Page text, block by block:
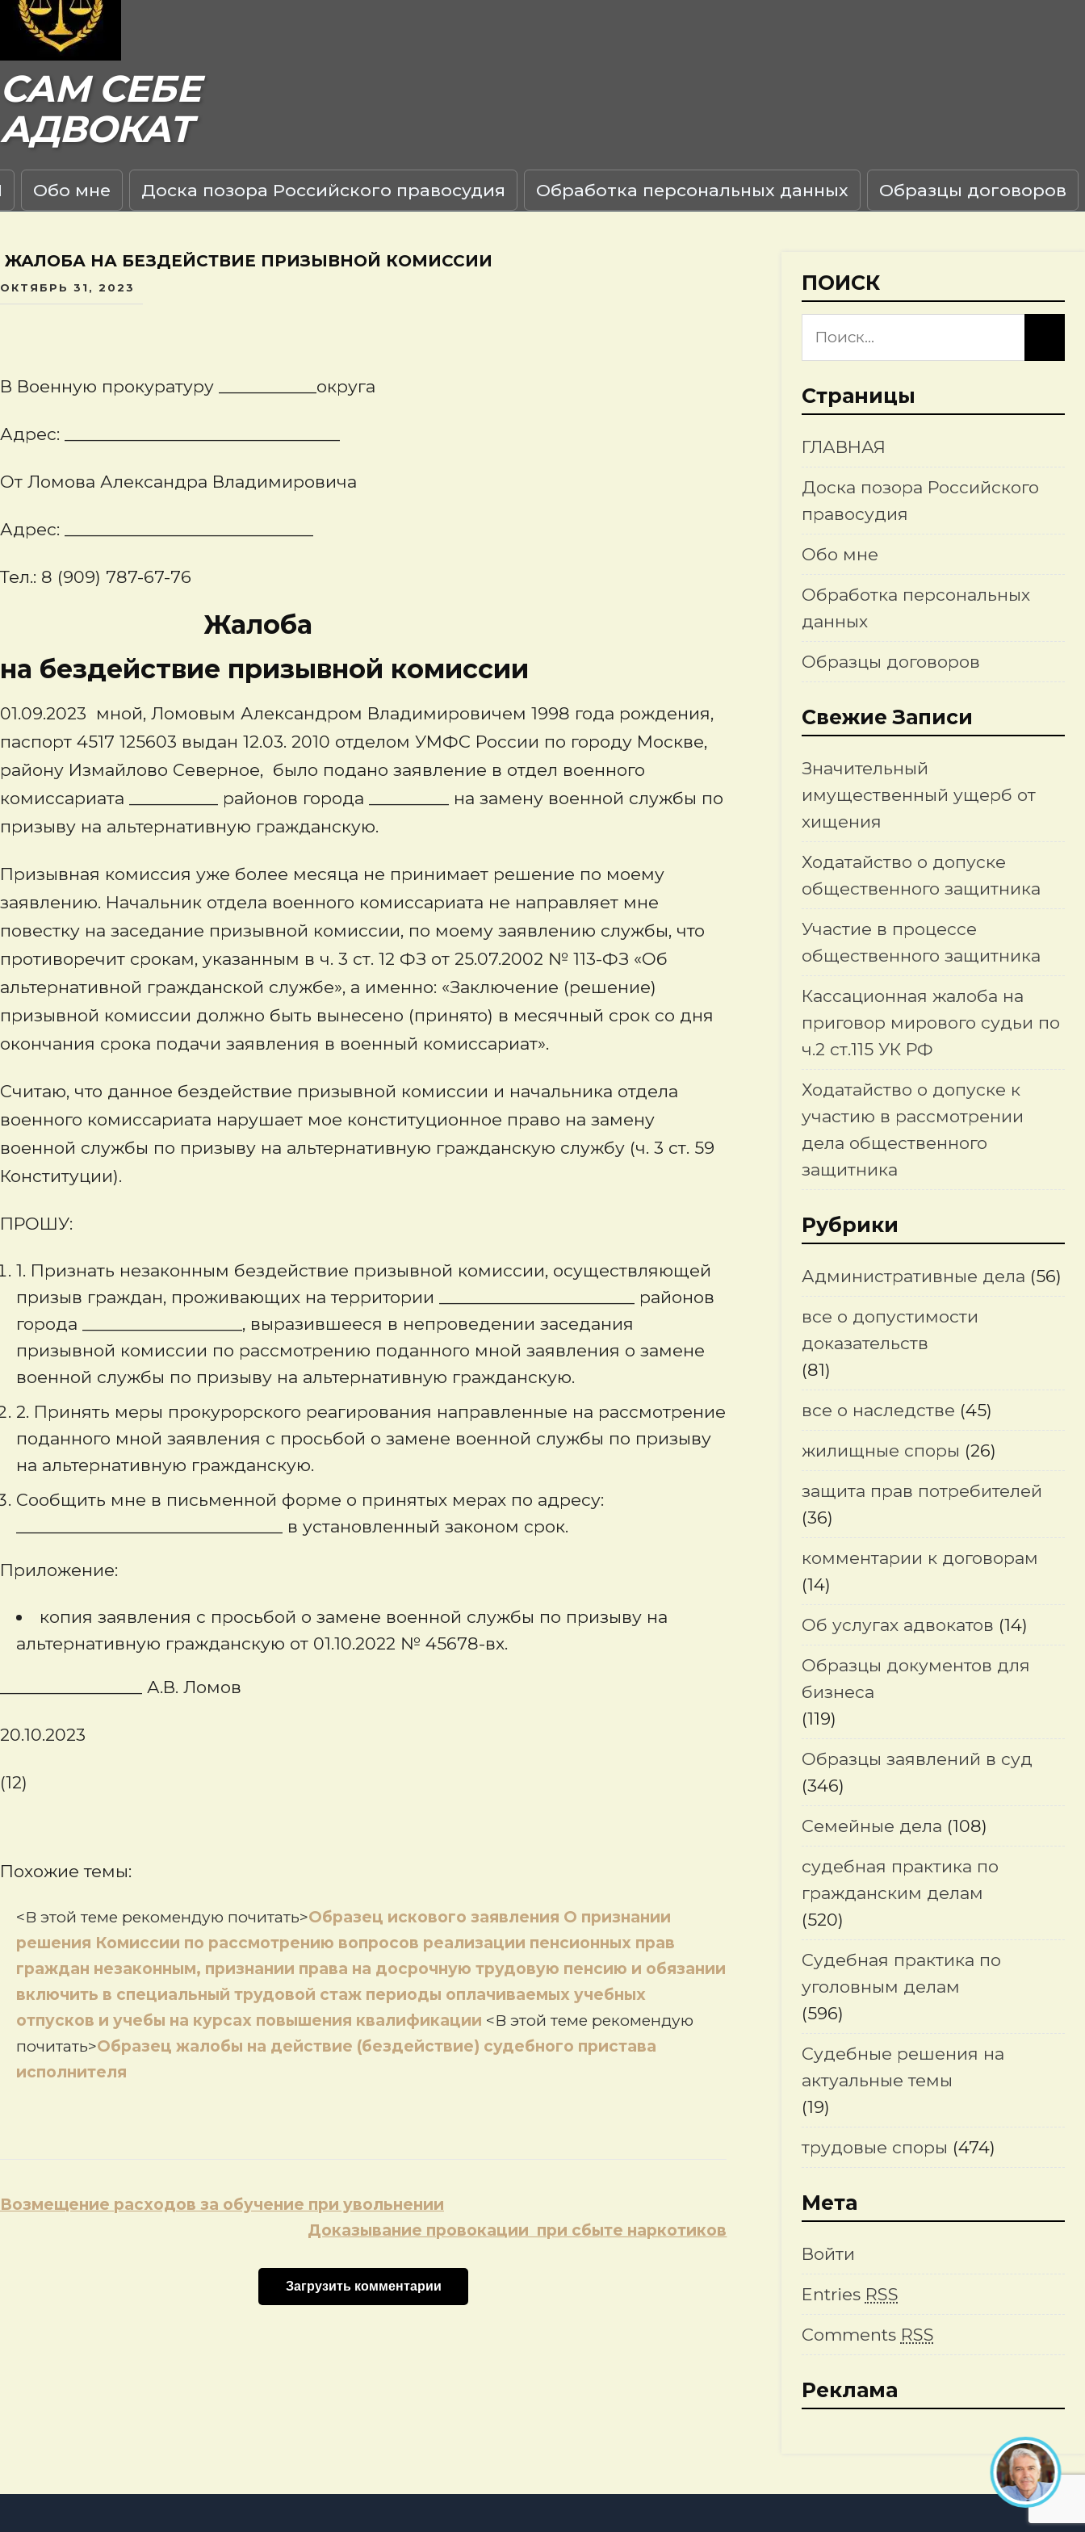
САМ СЕБЕ
АДВОКАТ
Обо мне Доска позора Российского правосудия Обработка персональных данных Образцы договоров
ЖАЛОБА НА БЕЗДЕЙСТВИЕ ПРИЗЫВНОЙ КОМИССИИ
ОКТЯБРЬ 31, 2023
В Военную прокуратуру ___________округа
Адрес: _______________________________
От Ломова Александра Владимировича
Адрес: ____________________________
Тел.: 8 (909) 787-67-76
Жалоба
на бездействие призывной комиссии
01.09.2023 мной, Ломовым Александром Владимировичем 1998 года рождения,
паспорт 4517 125603 выдан 12.03. 2010 отделом УМФС России по городу Москве,
району Измайлово Северное, было подано заявление в отдел военного
комиссариата __________ районов города _________ на замену военной службы по
призыву на альтернативную гражданскую.
Призывная комиссия уже более месяца не принимает решение по моему
заявлению. Начальник отдела военного комиссариата не направляет мне
повестку на заседание призывной комиссии, по моему заявлению службы, что
противоречит срокам, указанным в ч. 3 ст. 12 ФЗ от 25.07.2002 № 113-ФЗ «Об
альтернативной гражданской службе», а именно: «Заключение (решение)
призывной комиссии должно быть вынесено (принято) в месячный срок со дня
окончания срока подачи заявления в военный комиссариат».
Считаю, что данное бездействие призывной комиссии и начальника отдела
военного комиссариата нарушает мое конституционное право на замену
военной службы по призыву на альтернативную гражданскую службу (ч. 3 ст. 59
Конституции).
ПРОШУ:
1. Признать незаконным бездействие призывной комиссии, осуществляющей
призыв граждан, проживающих на территории ______________________ районов
города __________________, выразившееся в непроведении заседания
призывной комиссии по рассмотрению поданного мной заявления о замене
военной службы по призыву на альтернативную гражданскую.
2. Принять меры прокурорского реагирования направленные на рассмотрение
поданного мной заявления с просьбой о замене военной службы по призыву
на альтернативную гражданскую.
Сообщить мне в письменной форме о принятых мерах по адресу:
______________________________ в установленный законом срок.
Приложение:
копия заявления с просьбой о замене военной службы по призыву на
альтернативную гражданскую от 01.10.2022 № 45678-вх.
________________ А.В. Ломов
20.10.2023
(12)
Похожие темы:
<В этой теме рекомендую почитать>Образец искового заявления О признании
решения Комиссии по рассмотрению вопросов реализации пенсионных прав
граждан незаконным, признании права на досрочную трудовую пенсию и обязании
включить в специальный трудовой стаж периоды оплачиваемых учебных
отпусков и учебы на курсах повышения квалификации <В этой теме рекомендую
почитать>Образец жалобы на действие (бездействие) судебного пристава
исполнителя
Навигация
Возмещение расходов за обучение при увольнении
Доказывание провокации при сбыте наркотиков
Загрузить комментарии
ПОИСК
Страницы
ГЛАВНАЯ
Доска позора Российского
правосудия
Обо мне
Обработка персональных
данных
Образцы договоров
Свежие Записи
Значительный
имущественный ущерб от
хищения
Ходатайство о допуске
общественного защитника
Участие в процессе
общественного защитника
Кассационная жалоба на
приговор мирового судьи по
ч.2 ст.115 УК РФ
Ходатайство о допуске к
участию в рассмотрении
дела общественного
защитника
Рубрики
Административные дела (56)
все о допустимости
доказательств
(81)
все о наследстве (45)
жилищные споры (26)
защита прав потребителей
(36)
комментарии к договорам
(14)
Об услугах адвокатов (14)
Образцы документов для
бизнеса
(119)
Образцы заявлений в суд
(346)
Семейные дела (108)
судебная практика по
гражданским делам
(520)
Судебная практика по
уголовным делам
(596)
Судебные решения на
актуальные темы
(19)
трудовые споры (474)
Мета
Войти
Entries RSS
Comments RSS
Реклама